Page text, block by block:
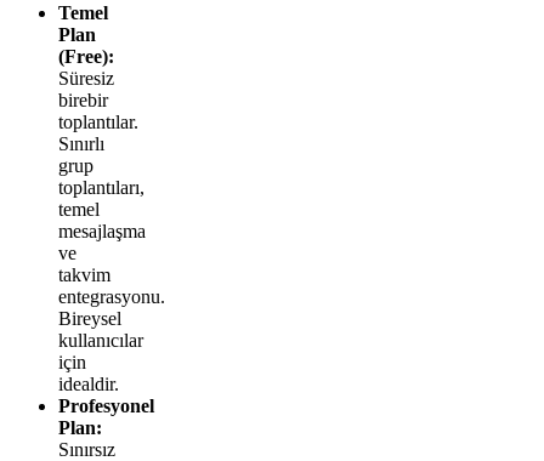
Temel
Plan
(Free):
Süresiz
birebir
toplantılar.
Sınırlı
grup
toplantıları,
temel
mesajlaşma
ve
takvim
entegrasyonu.
Bireysel
kullanıcılar
için
idealdir.
Profesyonel
Plan:
Sınırsız